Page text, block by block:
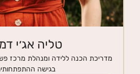
טליה אג׳י
מדריכת הכנה ללידה ומנהלת מרכז
בגישה